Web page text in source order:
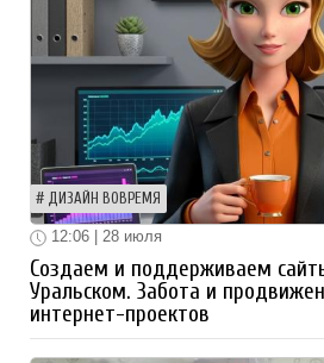
ДИЗАЙН ВОВРЕМЯ
12:06 | 28 июля
Создаем и поддерживаем
Уральском. Забота и
интернет-проектов